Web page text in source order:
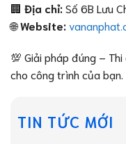
🏢 Địa chỉ: Số 6B Lưu
🌐Website:
💯 Giải pháp đúng –
cho công trình của bạn.
TIN TỨC MỚI